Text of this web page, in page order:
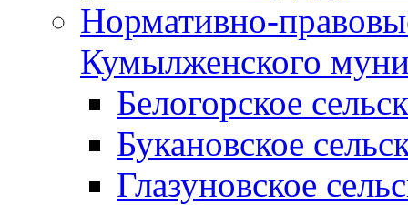
Нормативно-
Кумылженского
Белогорское
Букановское
Глазуновское